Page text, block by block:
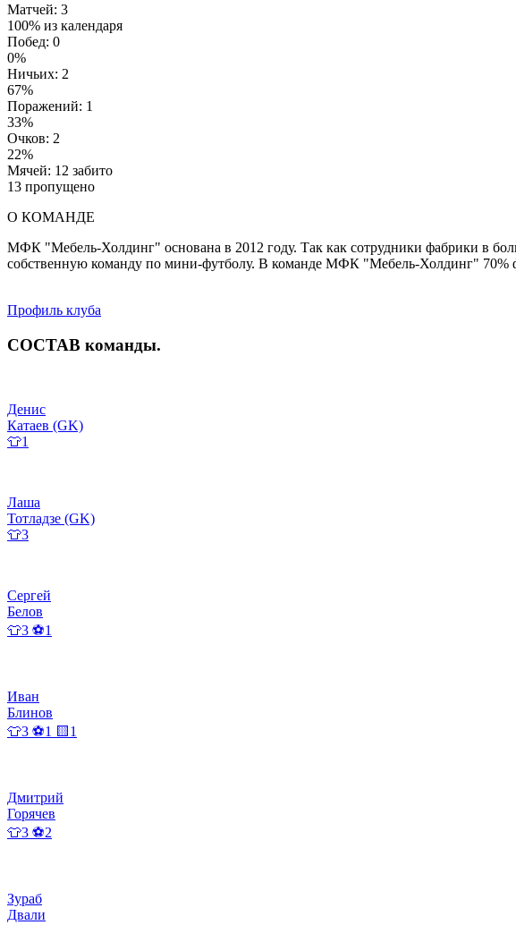
Матчей: 3
100% из календаря
Побед: 0
0%
Ничьих: 2
67%
Поражений: 1
33%
Очков: 2
22%
Мячей: 12 забито
13 пропущено
О КОМАНДЕ
МФК "Мебель-Холдинг" основана в 2012 году. Так как сотрудники фабрики в
собственную команду по мини-футболу. В команде МФК "Мебель-Холдинг" 70%
Профиль клуба
СОСТАВ команды.
Денис
Катаев (GK)
👕1
Лаша
Тотладзе (GK)
👕3
Сергей
Белов
👕3 ⚽1
Иван
Блинов
👕3 ⚽1 🟨1
Дмитрий
Горячев
👕3 ⚽2
Зураб
Двали